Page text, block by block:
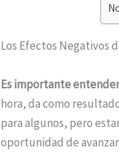
Los Efectos Negativos
Es importante
hora, da como
para algunos, pero
oportunidad de